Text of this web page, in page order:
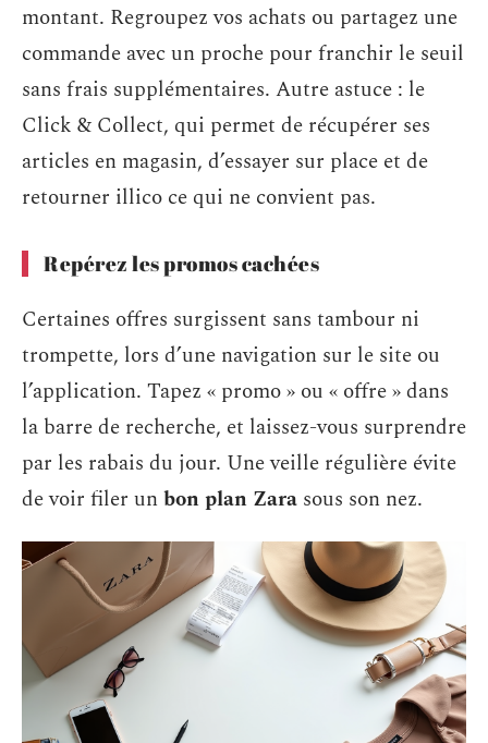
montant. Regroupez vos achats ou partagez une
commande avec un proche pour franchir le seuil
sans frais supplémentaires. Autre astuce : le
Click & Collect, qui permet de récupérer ses
articles en magasin, d’essayer sur place et de
retourner illico ce qui ne convient pas.
Repérez les promos cachées
Certaines offres surgissent sans tambour ni
trompette, lors d’une navigation sur le site ou
l’application. Tapez « promo » ou « offre » dans
la barre de recherche, et laissez-vous surprendre
par les rabais du jour. Une veille régulière évite
de voir filer unbon plan Zara sous son nez.